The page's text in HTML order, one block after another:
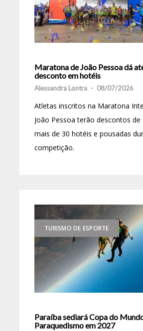
Maratona de João Pessoa dá
desconto em hotéis
Alessandra Lontra - 08/07/2026
Atletas inscritos na Maratona
João Pessoa terão descontos de
mais de 30 hotéis e pousadas
competição.
TURISMO DE ESPORTE
Paraíba sediará Copa do
Paraquedismo em 2027